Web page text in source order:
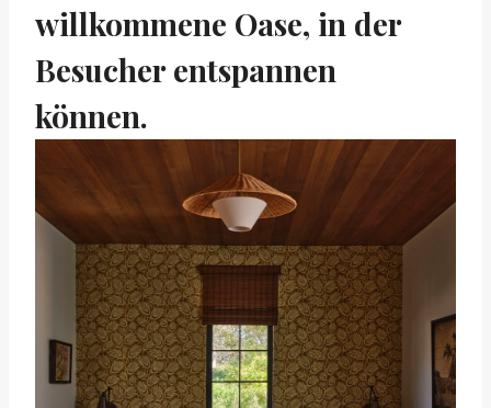
willkommene Oase, in der
Besucher entspannen
können.